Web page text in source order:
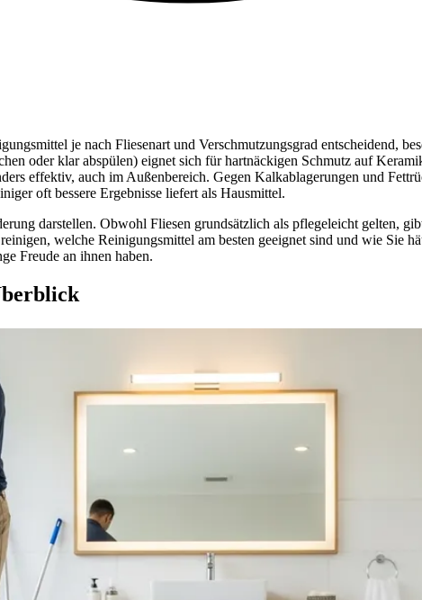
je nach Fliesenart und Verschmutzungsgrad entscheidend,
oder klar abspülen) eignet sich für hartnäckigen Schmutz auf
effektiv, auch im Außenbereich. Gegen Kalkablagerungen und
oft bessere Ergebnisse liefert als Hausmittel.
darstellen. Obwohl Fliesen grundsätzlich als pflegeleicht gelten,
welche Reinigungsmittel am besten geeignet sind und wie Sie
Freude an ihnen haben.